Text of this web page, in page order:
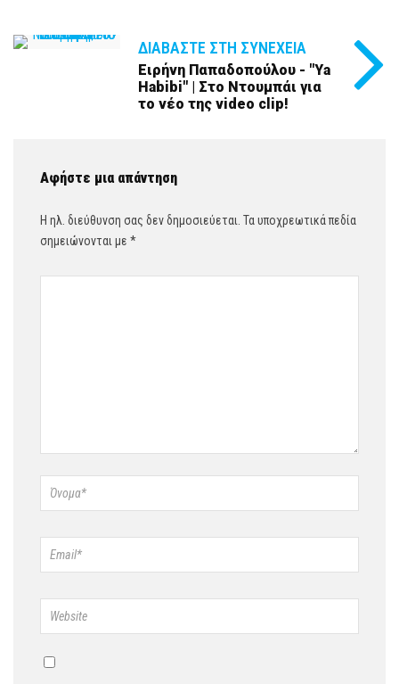
ΔΙΑΒΆΣΤΕ ΣΤΗ ΣΥΝΈΧΕΙΑ
Ειρήνη Παπαδοπούλου - "Ya
Habibi" | Στο Ντουμπάι για
το νέο της video clip!
Αφήστε μια απάντηση
Η ηλ. διεύθυνση σας δεν δημοσιεύεται. Τα υποχρεωτικά πεδία
σημειώνονται με *